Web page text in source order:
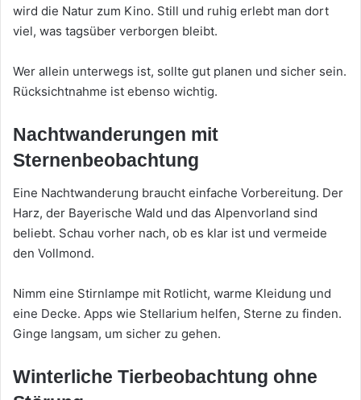
wird die Natur zum Kino. Still und ruhig erlebt man dort
viel, was tagsüber verborgen bleibt.
Wer allein unterwegs ist, sollte gut planen und sicher sein.
Rücksichtnahme ist ebenso wichtig.
Nachtwanderungen mit
Sternenbeobachtung
Eine Nachtwanderung braucht einfache Vorbereitung. Der
Harz, der Bayerische Wald und das Alpenvorland sind
beliebt. Schau vorher nach, ob es klar ist und vermeide
den Vollmond.
Nimm eine Stirnlampe mit Rotlicht, warme Kleidung und
eine Decke. Apps wie Stellarium helfen, Sterne zu finden.
Ginge langsam, um sicher zu gehen.
Winterliche Tierbeobachtung ohne